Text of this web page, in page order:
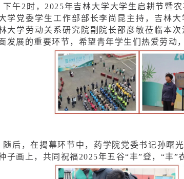
下午2时，2025年吉林大学大学生启耕节暨
学党委学生工作部部长李尚昆主持，吉林
大学劳动关系研究院副院长邵彦敏莅临本
发展的重要环节，希望青年学生们热爱劳动
随后，在揭幕环节中，药学院党委书记孙曙
子画上，共同祝福2025年五谷“丰”登，“丰”